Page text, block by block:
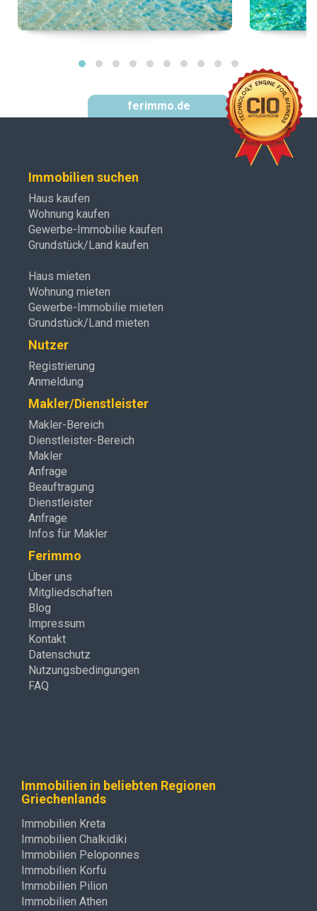
ferimmo.de
Immobilien suchen
Haus kaufen
Wohnung kaufen
Gewerbe-Immobilie kaufen
Grundstück/Land kaufen
Haus mieten
Wohnung mieten
Gewerbe-Immobilie mieten
Grundstück/Land mieten
Nutzer
Registrierung
Anmeldung
Makler/Dienstleister
Makler-Bereich
Dienstleister-Bereich
Makler
Anfrage
Beauftragung
Dienstleister
Anfrage
Infos für Makler
Ferimmo
Über uns
Mitgliedschaften
Blog
Impressum
Kontakt
Datenschutz
Nutzungsbedingungen
FAQ
Immobilien in beliebten Regionen
Griechenlands
Immobilien Kreta
Immobilien Chalkidiki
Immobilien Peloponnes
Immobilien Korfu
Immobilien Pilion
Immobilien Athen